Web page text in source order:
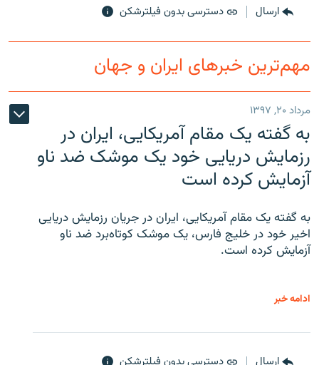
ارسال دسترسی بدون فیلترشکن
مهم‌ترین خبرهای ایران و جهان
مرداد ۲۰, ۱۳۹۷
به گفته یک مقام آمریکایی، ایران در
رزمایش دریایی خود یک موشک ضد ناو
آزمایش کرده است
به گفته یک مقام آمریکایی، ایران در جریان رزمایش دریایی
اخیر خود در خلیج فارس، یک موشک کوتاه‌برد ضد ناو
آزمایش کرده است.
ادامه خبر